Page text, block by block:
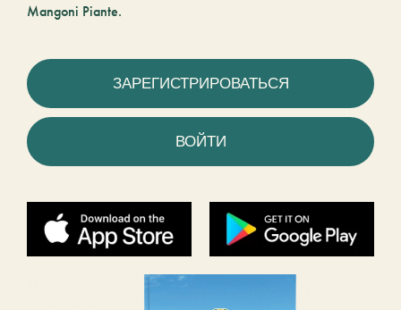
Mangoni Piante.
ЗАРЕГИСТРИРОВАТЬСЯ
ВОЙТИ